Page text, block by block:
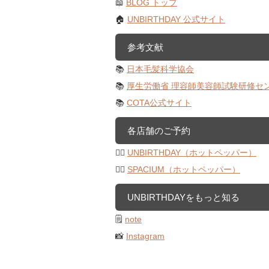
📖 BLOG トップ
🏠 UNBIRTHDAY 公式サイト
参考文献
📚 日本毛髪科学協会
📚 厚生労働省 理容師美容師試験研修セ
📚 COTA公式サイト
各店舗のご予約
💇‍♀️ UNBIRTHDAY（ホットペッパー）
💇‍♀️ SPACIUM（ホットペッパー）
UNBIRTHDAYをもっと知る
🗒️ note
📸 Instagram